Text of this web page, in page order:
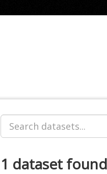
1 dataset found